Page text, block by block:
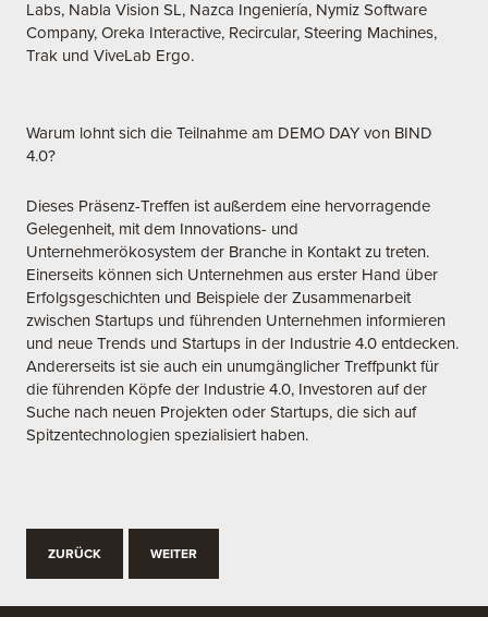
Labs, Nabla Vision SL, Nazca Ingeniería, Nymiz Software
Company, Oreka Interactive, Recircular, Steering Machines,
Trak und ViveLab Ergo.
Warum lohnt sich die Teilnahme am DEMO DAY von BIND
4.0?
Dieses Präsenz-Treffen ist außerdem eine hervorragende
Gelegenheit, mit dem Innovations- und
Unternehmerökosystem der Branche in Kontakt zu treten.
Einerseits können sich Unternehmen aus erster Hand über
Erfolgsgeschichten und Beispiele der Zusammenarbeit
zwischen Startups und führenden Unternehmen informieren
und neue Trends und Startups in der Industrie 4.0 entdecken.
Andererseits ist sie auch ein unumgänglicher Treffpunkt für
die führenden Köpfe der Industrie 4.0, Investoren auf der
Suche nach neuen Projekten oder Startups, die sich auf
Spitzentechnologien spezialisiert haben.
ZURÜCK WEITER